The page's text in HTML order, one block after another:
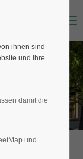
ihnen sind
und Ihre
damit die
und